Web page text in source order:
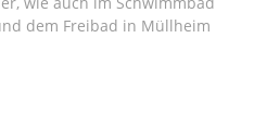
dem Freibad in Müllheim